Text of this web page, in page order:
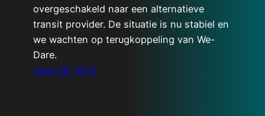
overgeschakeld naar een alternatieve
transit provider. De situatie is nu stabiel en
we wachten op terugkoppeling van We-
Dare.
June 16, 2013